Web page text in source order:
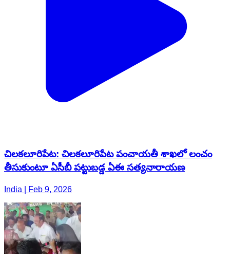
చిలకలూరిపేట: చిలకలూరిపేట పంచాయతీ శాఖలో లంచం
తీసుకుంటూ ఏసీబీ పట్టుబడ్డ ఏఈ సత్యనారాయణ
India | Feb 9, 2026